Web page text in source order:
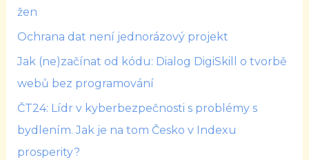
žen
Ochrana dat není jednorázový projekt
Jak (ne)začínat od kódu: Dialog DigiSkill o tvorbě
webů bez programování
ČT24: Lídr v kyberbezpečnosti s problémy s
bydlením. Jak je na tom Česko v Indexu
prosperity?